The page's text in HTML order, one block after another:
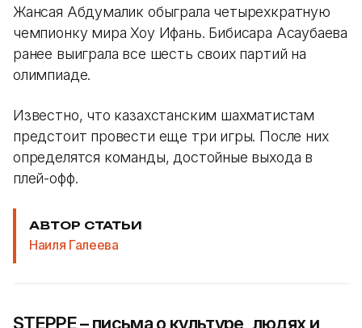
Жансая Абдумалик обыграла четырехкратную
чемпионку мира Хоу Ифань. Бибисара Асаубаева
ранее выиграла все шесть своих партий на
олимпиаде.
Известно, что казахстанским шахматистам
предстоит провести еще три игры. После них
определятся команды, достойные выхода в
плей-офф.
АВТОР СТАТЬИ
Наиля Галеева
STEPPE – письма о культуре, людях и